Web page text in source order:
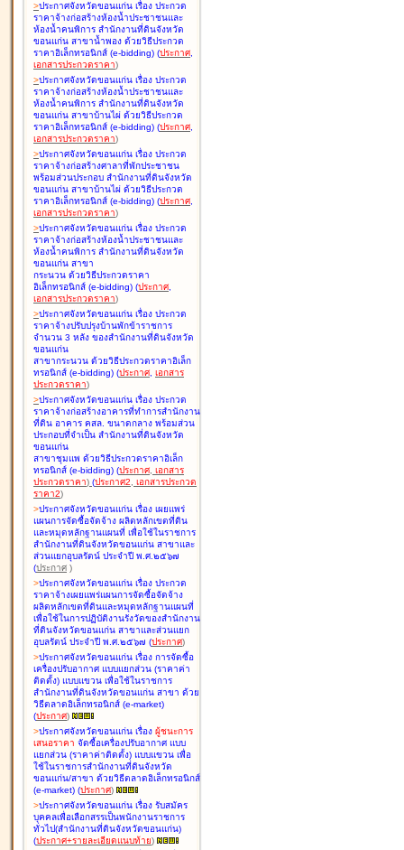
>ประกาศจังหวัดขอนแก่น เรื่อง ประกวด
ราคาจ้างก่อสร้างห้องน้ำประชาชนและ
ห้องน้ำคนพิการ สำนักงานที่ดินจังหวัด
ขอนแก่น สาขาน้ำพอง ด้วยวิธีประกวด
ราคาอิเล็กทรอนิกส์ (e-bidding) (ประกาศ,
เอกสารประกวดราคา)
>ประกาศจังหวัดขอนแก่น เรื่อง ประกวด
ราคาจ้างก่อสร้างห้องน้ำประชาชนและ
ห้องน้ำคนพิการ สำนักงานที่ดินจังหวัด
ขอนแก่น สาขาบ้านไผ่ ด้วยวิธีประกวด
ราคาอิเล็กทรอนิกส์ (e-bidding) (ประกาศ,
เอกสารประกวดราคา)
>ประกาศจังหวัดขอนแก่น เรื่อง ประกวด
ราคาจ้างก่อสร้างศาลาที่พักประชาชน
พร้อมส่วนประกอบ สำนักงานที่ดินจังหวัด
ขอนแก่น สาขาบ้านไผ่ ด้วยวิธีประกวด
ราคาอิเล็กทรอนิกส์ (e-bidding) (ประกาศ,
เอกสารประกวดราคา)
>ประกาศจังหวัดขอนแก่น เรื่อง ประกวด
ราคาจ้างก่อสร้างห้องน้ำประชาชนและ
ห้องน้ำคนพิการ สำนักงานที่ดินจังหวัด
ขอนแก่น สาขา
กระนวน ด้วยวิธีประกวดราคา
อิเล็กทรอนิกส์ (e-bidding) (ประกาศ,
เอกสารประกวดราคา)
>ประกาศจังหวัดขอนแก่น เรื่อง ประกวด
ราคาจ้างปรับปรุงบ้านพักข้าราชการ
จำนวน 3 หลัง ของสำนักงานที่ดินจังหวัด
ขอนแก่น
สาขากระนวน ด้วยวิธีประกวดราคาอิเล็ก
ทรอนิกส์ (e-bidding) (ประกาศ, เอกสาร
ประกวดราคา)
>ประกาศจังหวัดขอนแก่น เรื่อง ประกวด
ราคาจ้างก่อสร้างอาคารที่ทำการสำนักงาน
ที่ดิน อาคาร คสล. ขนาดกลาง พร้อมส่วน
ประกอบที่จำเป็น สำนักงานที่ดินจังหวัด
ขอนแก่น
สาขาชุมแพ ด้วยวิธีประกวดราคาอิเล็ก
ทรอนิกส์ (e-bidding) (ประกาศ, เอกสาร
ประกวดราคา) (ประกาศ2, เอกสารประกวด
ราคา2)
>ประกาศจังหวัดขอนแก่น เรื่อง เผยแพร่
แผนการจัดซื้อจัดจ้าง ผลิตหลักเขตที่ดิน
และหมุดหลักฐานแผนที่ เพื่อใช้ในราชการ
สำนักงานที่ดินจังหวัดขอนแก่น สาขาและ
ส่วนแยกอุบลรัตน์ ประจำปี พ.ศ.๒๕๖๗
(ประกาศ )
>ประกาศจังหวัดขอนแก่น เรื่อง ประกวด
ราคาจ้างเผยแพร่แผนการจัดซื้อจัดจ้าง
ผลิตหลักเขตที่ดินและหมุดหลักฐานแผนที่
เพื่อใช้ในการปฏิบัติงานรังวัดของสำนักงาน
ที่ดินจังหวัดขอนแก่น สาขาและส่วนแยก
อุบลรัตน์ ประจำปี พ.ศ.๒๕๖๗ (ประกาศ)
>ประกาศจังหวัดขอนแก่น เรื่อง การจัดซื้อ
เครื่องปรับอากาศ แบบแยกส่วน (ราคาค่า
ติดตั้ง) แบบแขวน เพื่อใช้ในราชการ
สำนักงานที่ดินจังหวัดขอนแก่น สาขา ด้วย
วิธีตลาดอิเล็กทรอนิกส์ (e-market)
(ประกาศ)
>ประกาศจังหวัดขอนแก่น เรื่อง ผู้ชนะการ
เสนอราคา จัดซื้อเครื่องปรับอากาศ แบบ
แยกส่วน (ราคาค่าติดตั้ง) แบบแขวน เพื่อ
ใช้ในราชการสำนักงานที่ดินจังหวัด
ขอนแก่น/สาขา ด้วยวิธีตลาดอิเล็กทรอนิกส์
(e-market) (ประกาศ)
>ประกาศจังหวัดขอนแก่น เรื่อง รับสมัคร
บุคคลเพื่อเลือกสรรเป็นพนักงานราชการ
ทั่วไป(สำนักงานที่ดินจังหวัดขอนแก่น)
(ประกาศ+รายละเอียดแนบท้าย)